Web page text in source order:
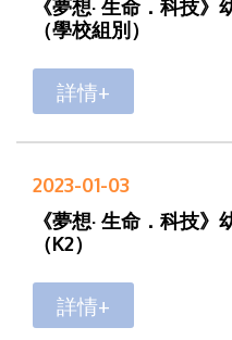
《夢想· 生命．科技
（學校組別）
詳情+
2023-01-03
《夢想· 生命．科技
（K2）
詳情+